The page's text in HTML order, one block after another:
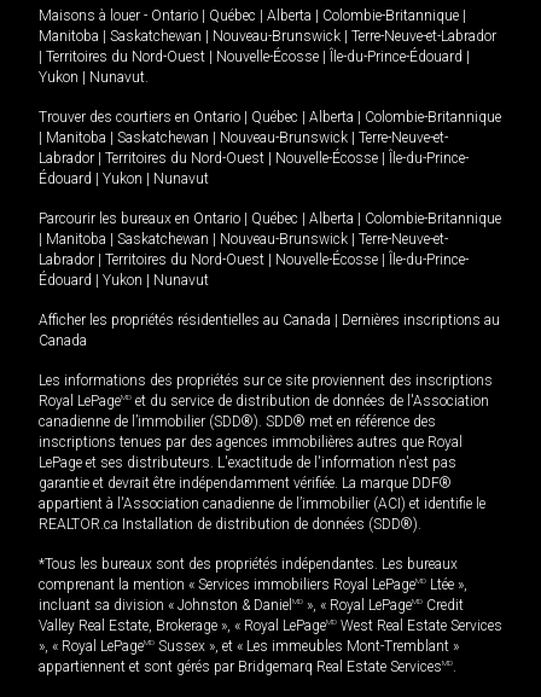
Maisons à louer - Ontario Québec Alberta Colombie-Britannique
Manitoba
Saskatchewan Nouveau-Brunswick
Terre-Neuve-et-Labrador
Territoires du Nord-Ouest Nouvelle-Écosse Île-du-Prince-Édouard
Yukon
Nunavut.
Trouver des courtiers en Ontario Québec Alberta
Colombie-Britannique
Manitoba Saskatchewan Nouveau-Brunswick
Terre-Neuve-et-
Labrador
Territoires du Nord-Ouest Nouvelle-Écosse
Île-du-Prince-
Édouard
Yukon Nunavut
Parcourir les bureaux en Ontario Québec Alberta
Colombie-Britannique
Manitoba Saskatchewan Nouveau-Brunswick
Terre-Neuve-et-
Labrador
Territoires du Nord-Ouest Nouvelle-Écosse
Île-du-Prince-
Édouard
Yukon Nunavut
Afficher les propriétés résidentielles au Canada
Dernières inscriptions au
Canada
Les informations des propriétés sur ce site proviennent des inscriptions
Royal LePageMD et du service de distribution de données de l'Association
canadienne de l’immobilier (SDD®). SDD® met en référence des
inscriptions tenues par des agences immobilières autres que Royal
LePage et ses distributeurs. L'exactitude de l'information n'est pas
garantie et devrait être indépendamment vérifiée. La marque DDF®
appartient à l'Association canadienne de l’immobilier (ACI) et identifie le
REALTOR.ca Installation de distribution de données (SDD®).
*Tous les bureaux sont des propriétés indépendantes. Les bureaux
comprenant la mention « Services immobiliers Royal LePageMD Ltée »,
incluant sa division « Johnston & Daniel MD », « Royal LePageMD Credit
Valley Real Estate, Brokerage », « Royal LePageMD West Real Estate Services
», « Royal LePageMD Sussex », et « Les immeubles Mont-Tremblant »
appartiennent et sont gérés par Bridgemarq Real Estate ServicesMD.